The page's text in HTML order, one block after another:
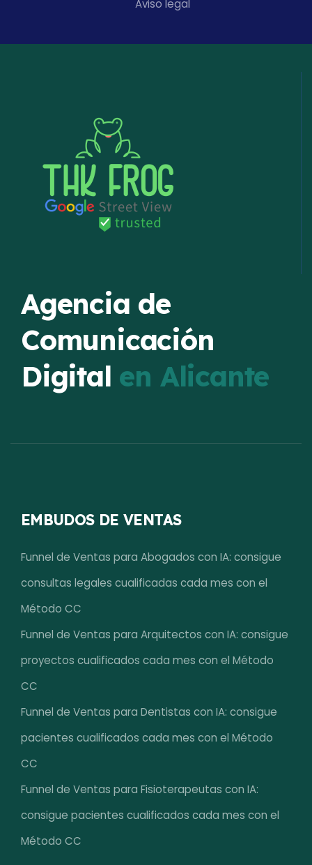
Aviso legal
Agencia de
Comunicación
Digital en Alicante
EMBUDOS DE VENTAS
Funnel de Ventas para Abogados con IA: consigue
consultas legales cualificadas cada mes con el
Método CC
Funnel de Ventas para Arquitectos con IA: consigue
proyectos cualificados cada mes con el Método
CC
Funnel de Ventas para Dentistas con IA: consigue
pacientes cualificados cada mes con el Método
CC
Funnel de Ventas para Fisioterapeutas con IA:
consigue pacientes cualificados cada mes con el
Método CC